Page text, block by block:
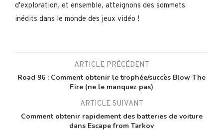
d'exploration, et ensemble, atteignons des sommets
inédits dans le monde des jeux vidéo !
ARTICLE PRÉCÉDENT
Road 96 : Comment obtenir le trophée/succès Blow The
Fire (ne le manquez pas)
ARTICLE SUIVANT
Comment obtenir rapidement des batteries de voiture
dans Escape from Tarkov